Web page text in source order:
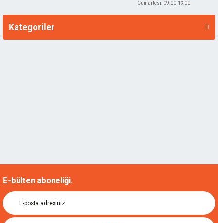
Cumartesi: 09:00-13:00
Kategoriler
Markalar
E-bülten aboneliği.